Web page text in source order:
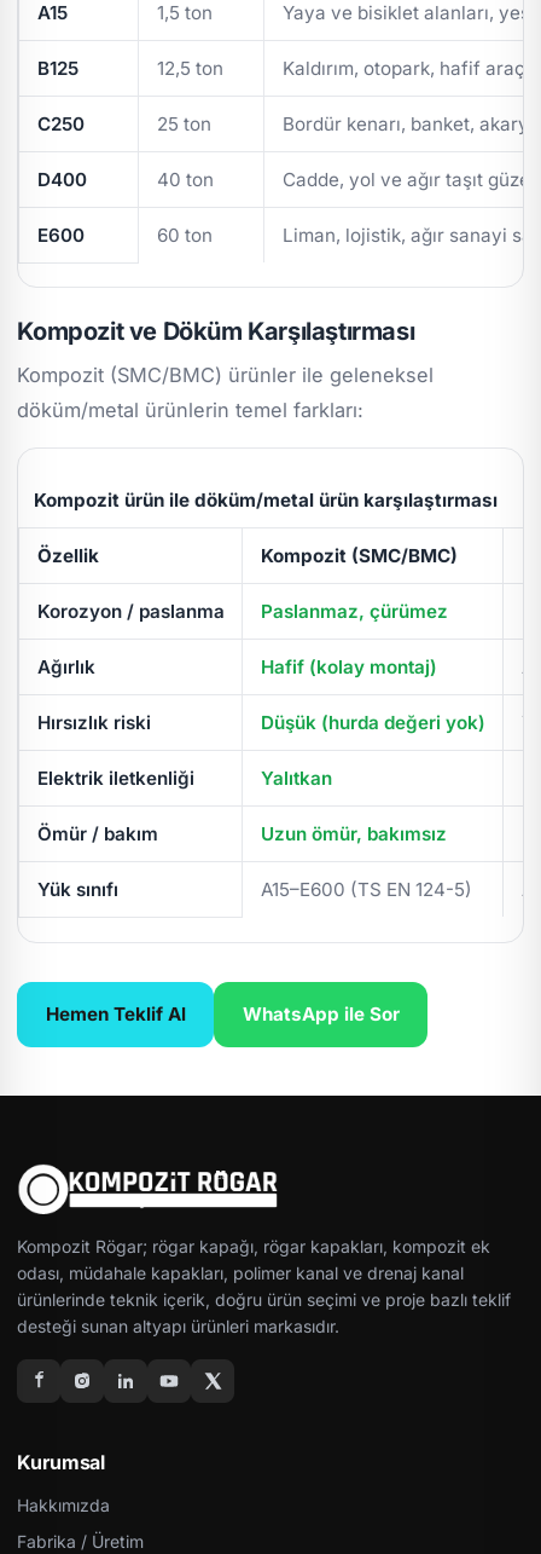
A15 1,5 ton Yaya ve bisiklet alanları,
B125 12,5 ton Kaldırım, otopark, hafif araç
C250 25 ton Bordür kenarı, banket,
D400 40 ton Cadde, yol ve ağır taşıt
E600 60 ton Liman, lojistik, ağır sanayi
Kompozit ve Döküm Karşılaştırması
Kompozit (SMC/BMC) ürünler ile geleneksel
döküm/metal ürünlerin temel farkları:
Kompozit ürün ile döküm/metal ürün karşılaştırması
Özellik Kompozit (SMC/BMC)
Korozyon / paslanma Paslanmaz, çürümez
Ağırlık Hafif (kolay montaj)
Hırsızlık riski Düşük (hurda değeri yok)
Elektrik iletkenliği Yalıtkan
Ömür / bakım Uzun ömür, bakımsız
Yük sınıfı A15–E600 (TS EN 124-5)
Hemen Teklif Al WhatsApp ile Sor
Kompozit Rögar; rögar kapağı, rögar kapakları, kompozit ek
odası, müdahale kapakları, polimer kanal ve drenaj kanal
ürünlerinde teknik içerik, doğru ürün seçimi ve proje bazlı teklif
desteği sunan altyapı ürünleri markasıdır.
Kurumsal
Hakkımızda
Fabrika / Üretim